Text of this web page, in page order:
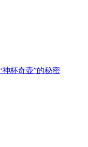
杯奇壶”的秘密